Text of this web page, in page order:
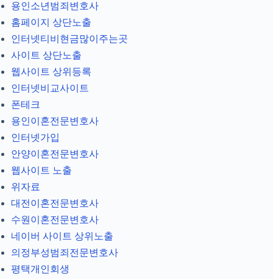
용인소년범죄변호사
홈페이지 상단노출
인터넷티비현금많이주는곳
사이트 상단노출
웹사이트 상위등록
인터넷비교사이트
폰테크
용인이혼전문변호사
인터넷가입
안양이혼전문변호사
웹사이트 노출
위자료
대전이혼전문변호사
수원이혼전문변호사
네이버 사이트 상위노출
의정부성범죄전문변호사
평택개인회생